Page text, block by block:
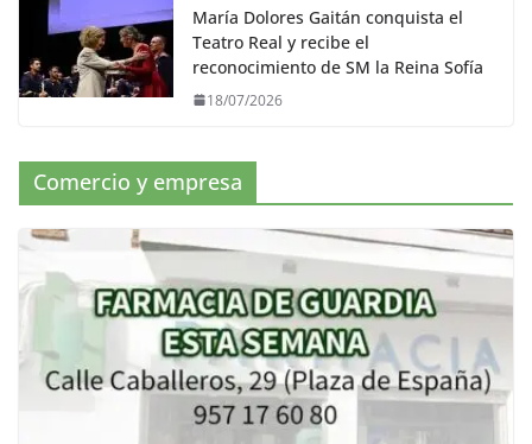
María Dolores Gaitán conquista el
Teatro Real y recibe el
reconocimiento de SM la Reina Sofía
18/07/2026
Comercio y empresa